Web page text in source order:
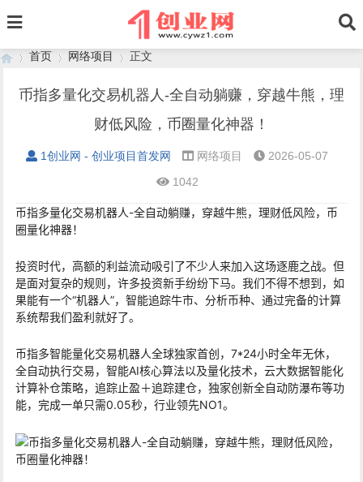
首页 网络项目
›
正文
币指多量化交易机器人-全自动躺赚，穿越牛熊，理
财低风险，币圈量化神器！
1创业网 - 创业项目首发网 网络项目
2026-05-07
1042
币指多量化交易机器人-全自动躺赚，穿越牛熊，理财低风险，币
圈量化神器！
投资时代，高额的利益流动吸引了不少人来加入这场逐鹿之战。但
是面对复杂的规则，许多投资新手纷纷下马。我们不得不想到，如
果能有一个“机器人”，智能追踪牛市、分析币种、通过完备的计算
系统帮我们盈利就好了。
币指多智能量化交易机器人全球独家首创，7*24小时全年无休，
全自动执行交易，智能AI核心算法以及量化技术，云大数据智能化
计算补仓策略，追踪止盈＋追踪建仓，独家创新全自动防瀑布等功
能，完成一单只需0.05秒，行业领先NO1。